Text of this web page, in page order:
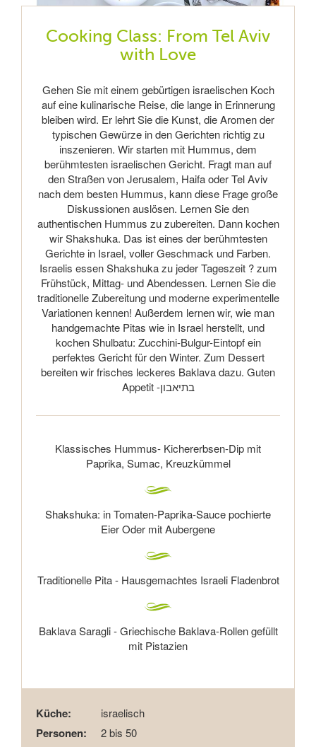
Cooking Class: From Tel Aviv
with Love
Gehen Sie mit einem gebürtigen israelischen Koch
auf eine kulinarische Reise, die lange in Erinnerung
bleiben wird. Er lehrt Sie die Kunst, die Aromen der
typischen Gewürze in den Gerichten richtig zu
inszenieren. Wir starten mit Hummus, dem
berühmtesten israelischen Gericht. Fragt man auf
den Straßen von Jerusalem, Haifa oder Tel Aviv
nach dem besten Hummus, kann diese Frage große
Diskussionen auslösen. Lernen Sie den
authentischen Hummus zu zubereiten. Dann kochen
wir Shakshuka. Das ist eines der berühmtesten
Gerichte in Israel, voller Geschmack und Farben.
Israelis essen Shakshuka zu jeder Tageszeit ? zum
Frühstück, Mittag- und Abendessen. Lernen Sie die
traditionelle Zubereitung und moderne experimentelle
Variationen kennen! Außerdem lernen wir, wie man
handgemachte Pitas wie in Israel herstellt, und
kochen Shulbatu: Zucchini-Bulgur-Eintopf ein
perfektes Gericht für den Winter. Zum Dessert
bereiten wir frisches leckeres Baklava dazu. Guten
Appetit -בתיאבון
Klassisches Hummus- Kichererbsen-Dip mit
Paprika, Sumac, Kreuzkümmel
Shakshuka: in Tomaten-Paprika-Sauce pochierte
Eier Oder mit Aubergene
Traditionelle Pita - Hausgemachtes Israeli Fladenbrot
Baklava Saragli - Griechische Baklava-Rollen gefüllt
mit Pistazien
Küche: israelisch
Personen: 2 bis 50